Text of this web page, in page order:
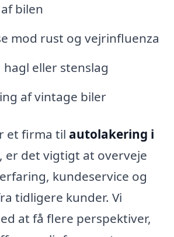
bilen
mod rust og vejrinfluenza
hagl eller stenslag
af vintage biler
et firma til autolakering i
, er det vigtigt at overveje
kundeservice og
tidligere kunder. Vi
at få flere perspektiver,